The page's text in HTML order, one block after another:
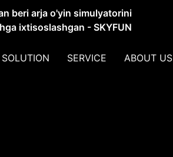
beri arja o'yin simulyatorini
ixtisoslashgan - SKYFUN
SERVICE ABOUT US